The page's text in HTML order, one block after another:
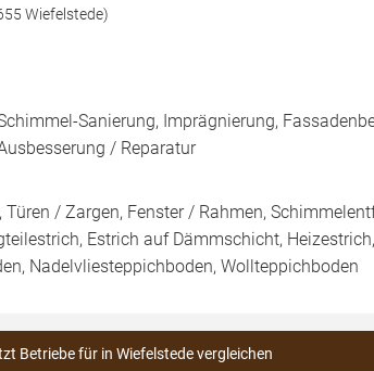
Wiefelstede)
Sanierung, Imprägnierung,
/ Reparatur
/ Zargen, Fenster / Rahmen,
Estrich auf Dämmschicht,
Nadelvliesteppichboden, Wollteppichboden
Betriebe für in Wiefelstede vergleichen